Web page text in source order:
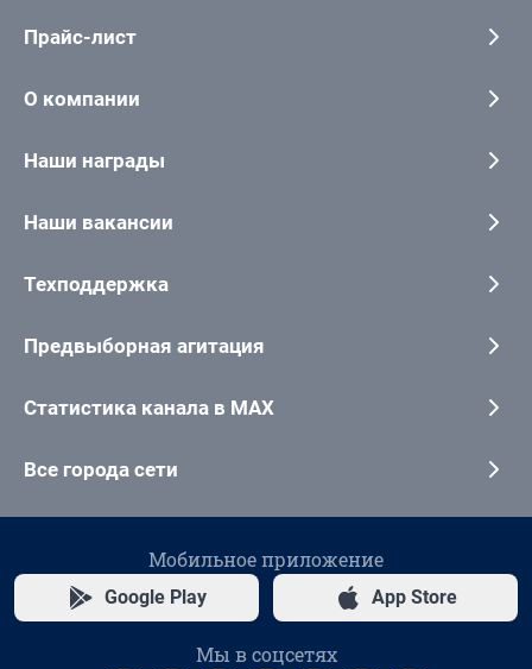
Прайс-лист
О компании
Наши награды
Наши вакансии
Техподдержка
Предвыборная агитация
Статистика канала в MAX
Все города сети
Мобильное приложение
Google Play App Store
Мы в соцсетях